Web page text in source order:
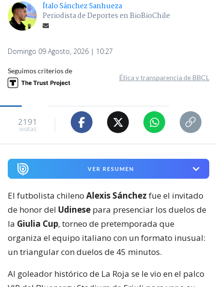
Ítalo Sánchez Sanhueza
Periodista de Deportes en BioBioChile
Domingo 09 Agosto, 2026 | 10:27
Seguimos criterios de
Ética y transparencia de BBCL
2191
visitas
VER RESUMEN
El futbolista chileno Alexis Sánchez fue el invitado
de honor del Udinese para presenciar los duelos de
la Giulia Cup, torneo de pretemporada que
organiza el equipo italiano con un formato inusual:
un triangular con duelos de 45 minutos.
Al goleador histórico de La Roja se le vio en el palco